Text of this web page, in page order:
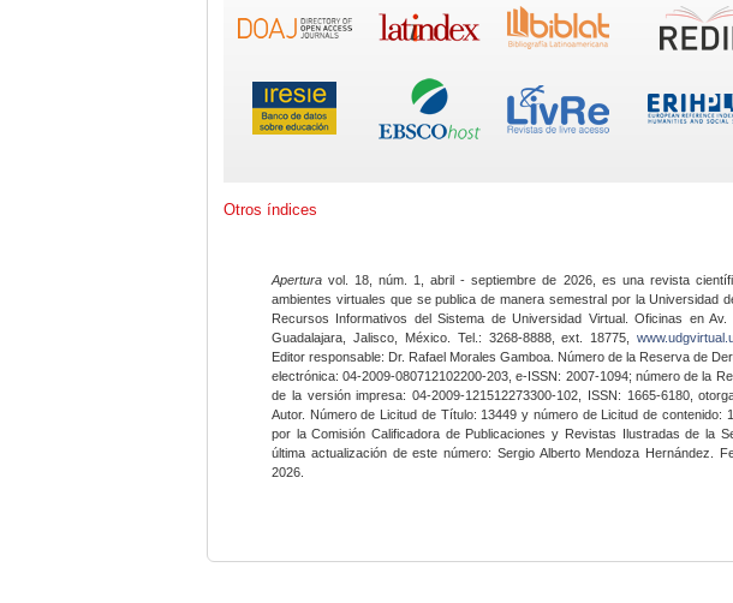
Otros índices
Apertura vol. 18, núm. 1, abril - septiembre de 2026, es una revista
ambientes virtuales que se publica de manera semestral por la Universidad
Recursos Informativos del Sistema de Universidad Virtual. Oficinas en
Guadalajara, Jalisco, México. Tel.: 3268-8888, ext. 18775,
Editor responsable: Dr. Rafael Morales Gamboa. Número de la Reserva de
electrónica: 04-2009-080712102200-203, e-ISSN: 2007-1094; número de la
de la versión impresa: 04-2009-121512273300-102, ISSN: 1665-6180,
Autor. Número de Licitud de Título: 13449 y número de Licitud de contenido:
por la Comisión Calificadora de Publicaciones y Revistas Ilustradas de la
última actualización de este número: Sergio Alberto Mendoza Hernández.
2026.